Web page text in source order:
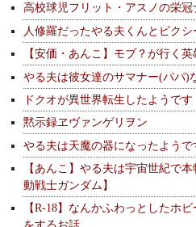
高校球児フリット・アスノの栄冠
人修羅だったやる夫くんとピク
【安価・あんこ】モブ？が行く
やる夫は彼女達のサマナー(パパ)
ドクオが異世界転生したようです
黙示録ヱヴァンゲリヲン
やる夫は天魔の器になったようで
【あんこ】やる夫は宇宙世紀で
動戦士ガンダム】
【R-18】なんかふわっとしたホ